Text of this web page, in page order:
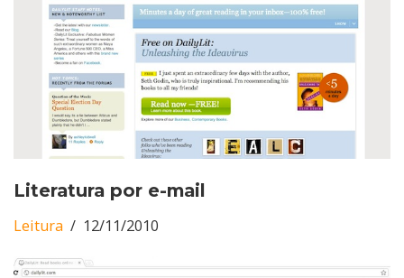
Literatura por e-mail
Leitura 12/11/2010